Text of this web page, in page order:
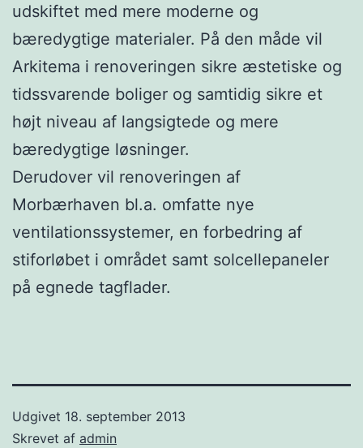
udskiftet med mere moderne og
bæredygtige materialer. På den måde vil
Arkitema i renoveringen sikre æstetiske og
tidssvarende boliger og samtidig sikre et
højt niveau af langsigtede og mere
bæredygtige løsninger.
Derudover vil renoveringen af
Morbærhaven bl.a. omfatte nye
ventilationssystemer, en forbedring af
stiforløbet i området samt solcellepaneler
på egnede tagflader.
Udgivet 18. september 2013
Skrevet af admin